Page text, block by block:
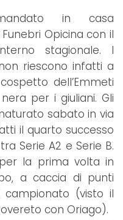
in casa
Opicina con il
stagionale. I
riescono infatti a
dell’Emmeti
per i giuliani. Gli
sabato in via
il quarto successo
Serie A2 e Serie B.
la prima volta in
a caccia di punti
campionato (visto il
con Oriago).